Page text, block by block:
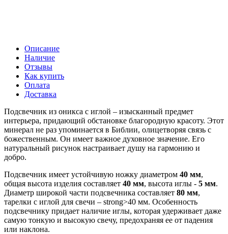
Описание
Наличие
Отзывы
Как купить
Оплата
Доставка
Подсвечник из оникса с иглой – изысканный предмет
интерьера, придающий обстановке благородную красоту. Этот
минерал не раз упоминается в Библии, олицетворяя связь с
божественным. Он имеет важное духовное значение. Его
натуральный рисунок настраивает душу на гармонию и
добро.
Подсвечник имеет устойчивую ножку диаметром 40 мм,
общая высота изделия составляет 40 мм, высота иглы - 5 мм.
Диаметр широкой части подсвечника составляет 80 мм,
тарелки с иглой для свечи – strong>40 мм. Особенность
подсвечнику придает наличие иглы, которая удерживает даже
самую тонкую и высокую свечу, предохраняя ее от падения
или наклона.